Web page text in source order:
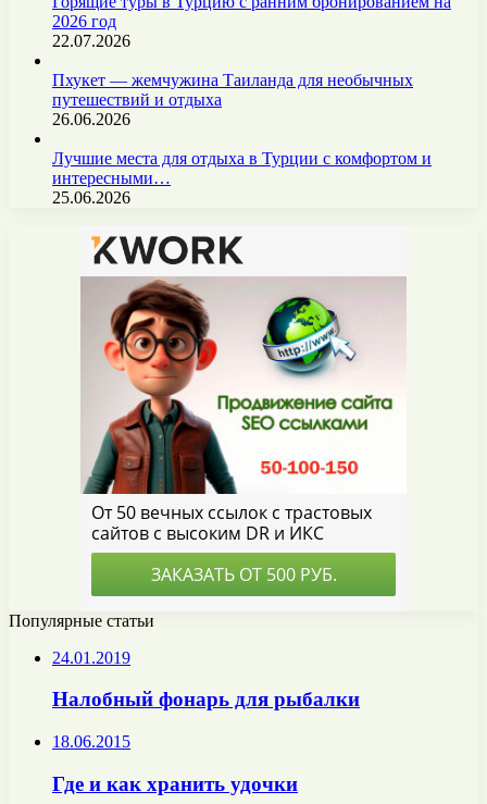
2026 год
22.07.2026
Пхукет — жемчужина Таиланда для необычных
путешествий и отдыха
26.06.2026
Лучшие места для отдыха в Турции с комфортом и
интересными…
25.06.2026
Популярные статьи
24.01.2019
Налобный фонарь для рыбалки
18.06.2015
Где и как хранить удочки